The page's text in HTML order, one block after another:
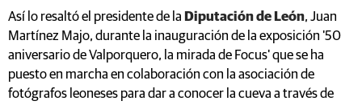
Así lo resaltó el presidente de la Diputación de León, Juan
Martínez Majo, durante la inauguración de la exposición '50
aniversario de Valporquero, la mirada de Focus' que se ha
puesto en marcha en colaboración con la asociación de
fotógrafos leoneses para dar a conocer la cueva a través de